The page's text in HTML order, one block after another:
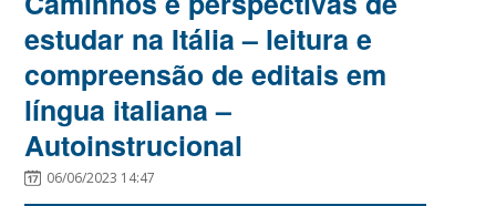
estudar na Itália – leitura e
compreensão de editais em
língua italiana –
Autoinstrucional
06/06/2023 14:47